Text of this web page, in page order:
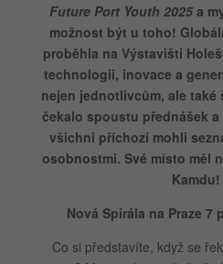
Future Port Youth 2025a
možnost být u toho!
proběhla na Výstavišti
technologii, inovace a
nejen jednotlivcům, ale také
čekalo spoustu přednášek
všichni příchozí mohli
osobnostmi. Své místo měl
Kamdu!
Nová Spirála na Praze 7
Co si představíte, když se